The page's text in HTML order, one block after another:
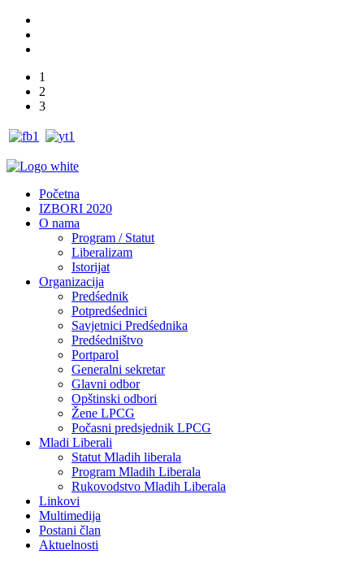
1
2
3
Početna
IZBORI 2020
O nama
Program / Statut
Liberalizam
Istorijat
Organizacija
Predśednik
Potpredśednici
Savjetnici Predśednika
Predśedništvo
Portparol
Generalni sekretar
Glavni odbor
Opštinski odbori
Žene LPCG
Počasni predsjednik LPCG
Mladi Liberali
Statut Mladih liberala
Program Mladih Liberala
Rukovodstvo Mladih Liberala
Linkovi
Multimedija
Postani član
Aktuelnosti